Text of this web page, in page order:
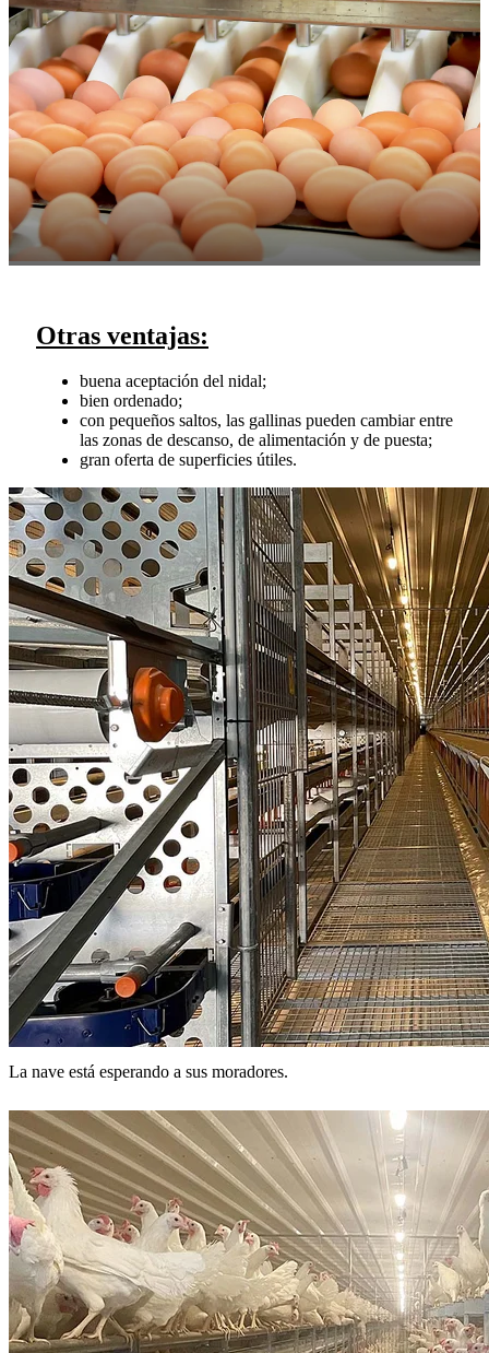
Otras ventajas:
buena aceptación del nidal;
bien ordenado;
con pequeños saltos, las gallinas pueden cambiar entre
las zonas de descanso, de alimentación y de puesta;
gran oferta de superficies útiles.
La nave está esperando a sus moradores.